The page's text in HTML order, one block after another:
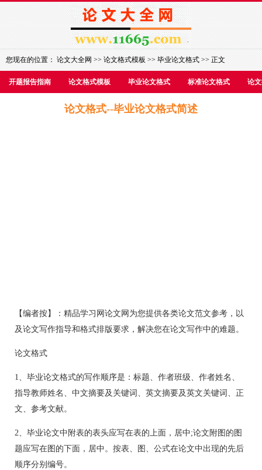
您现在的位置：论文大全网>>论文格式模板>>毕业论文格式>> 正文
开题报告指南 论文格式模板 毕业论文格式 标准论文格式 论
论文格式--毕业论文格式简述
【编者按】：精品学习网论文网为您提供各类论文范文参考，以
及论文写作指导和格式排版要求，解决您在论文写作中的难题。
论文格式
1、毕业论文格式的写作顺序是：标题、作者班级、作者姓名、
指导教师姓名、中文摘要及关键词、英文摘要及英文关键词、正
文、参考文献。
2、毕业论文中附表的表头应写在表的上面，居中;论文附图的图
题应写在图的下面，居中。按表、图、公式在论文中出现的先后
顺序分别编号。